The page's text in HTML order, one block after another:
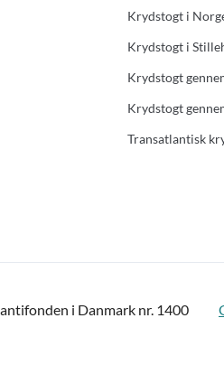
Krydstogt i
Krydstogt i
Krydstogt
Krydstogt
Transatlantisk
i Danmark nr. 1400